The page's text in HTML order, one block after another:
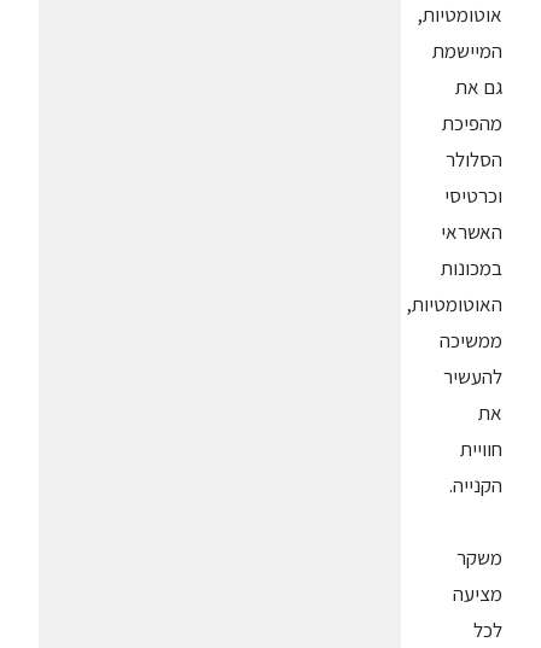
אוטומטיות,
המיישמת
גם את
מהפיכת
הסלולר
וכרטיסי
האשראי
במכונות
האוטומטיות,
ממשיכה
להעשיר
את
חוויית
הקנייה.
משקר
מציעה
לכל